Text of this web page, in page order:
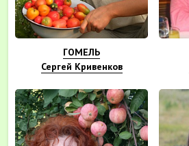
ГОМЕЛЬ
Сергей Кривенков